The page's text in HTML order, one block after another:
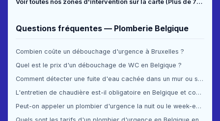
Voir toutes nos zones d'intervention sur la carte (Plus de 70 communes couvertes) →
Questions fréquentes — Plomberie Belgique
Combien coûte un débouchage d'urgence à Bruxelles ?
Quel est le prix d'un débouchage de WC en Belgique ?
Comment détecter une fuite d'eau cachée dans un mur ou sous le sol ?
L'entretien de chaudière est-il obligatoire en Belgique et combien ça coûte ?
Peut-on appeler un plombier d'urgence la nuit ou le week-end en Belgique ?